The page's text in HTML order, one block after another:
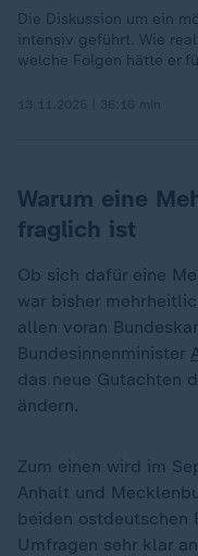
Die Diskussion um ein
intensiv geführt. Wie
welche Folgen hätte er
Warum eine
fraglich ist
Ob sich dafür eine
war bisher
allen voran
Bundesinnenminister
das neue Gutachten
ändern.
Zum einen wird im
Anhalt und
beiden ostdeutschen
Umfragen sehr klar